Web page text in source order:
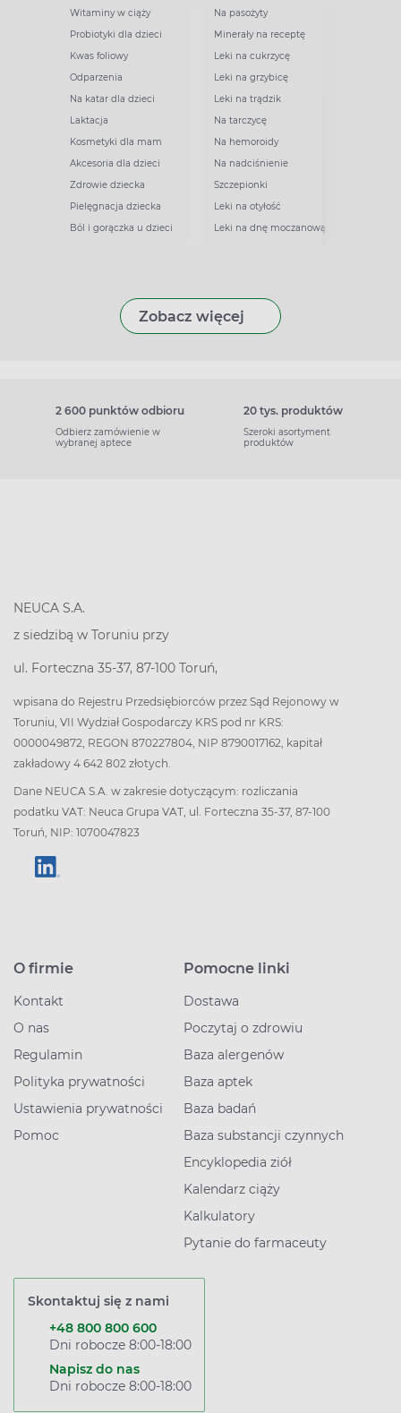
Witaminy w ciąży
Probiotyki dla dzieci
Kwas foliowy
Odparzenia
Na katar dla dzieci
Laktacja
Kosmetyki dla mam
Akcesoria dla dzieci
Zdrowie dziecka
Pielęgnacja dziecka
Ból i gorączka u dzieci
Na pasożyty
Minerały na receptę
Leki na cukrzycę
Leki na grzybicę
Leki na trądzik
Na tarczycę
Na hemoroidy
Na nadciśnienie
Szczepionki
Leki na otyłość
Leki na dnę moczanową
Zobacz więcej
2 600 punktów odbioru
Odbierz zamówienie w
wybranej aptece
20 tys. produktów
Szeroki asortyment
produktów
NEUCA S.A.
z siedzibą w Toruniu przy
ul. Forteczna 35-37, 87-100 Toruń,
wpisana do Rejestru Przedsiębiorców przez Sąd Rejonowy w
Toruniu, VII Wydział Gospodarczy KRS pod nr KRS:
0000049872, REGON 870227804, NIP 8790017162, kapitał
zakładowy 4 642 802 złotych.
Dane NEUCA S.A. w zakresie dotyczącym: rozliczania
podatku VAT: Neuca Grupa VAT, ul. Forteczna 35-37, 87-100
Toruń, NIP: 1070047823
O firmie
Kontakt
O nas
Regulamin
Polityka prywatności
Ustawienia prywatności
Pomoc
Pomocne linki
Dostawa
Poczytaj o zdrowiu
Baza alergenów
Baza aptek
Baza badań
Baza substancji czynnych
Encyklopedia ziół
Kalendarz ciąży
Kalkulatory
Pytanie do farmaceuty
Skontaktuj się z nami
+48 800 800 600
Dni robocze 8:00-18:00
Napisz do nas
Dni robocze 8:00-18:00